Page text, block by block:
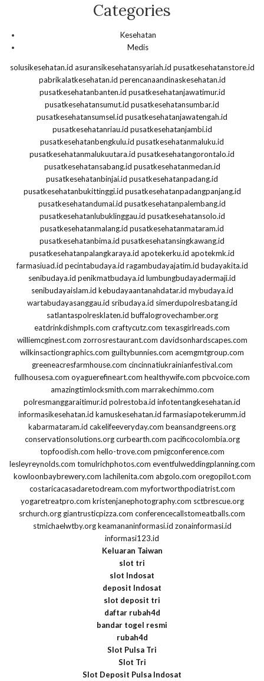
Categories
Kesehatan
Medis
solusikesehatan.id asuransikesehatansyariah.id pusatkesehatanstore.id
pabrikalatkesehatan.id perencanaandinaskesehatan.id
pusatkesehatanbanten.id pusatkesehatanjawatimur.id
pusatkesehatansumut.id pusatkesehatansumbar.id
pusatkesehatansumsel.id pusatkesehatanjawatengah.id
pusatkesehatanriau.id pusatkesehatanjambi.id
pusatkesehatanbengkulu.id pusatkesehatanmaluku.id
pusatkesehatanmalukuutara.id pusatkesehatangorontalo.id
pusatkesehatansabang.id pusatkesehatanmedan.id
pusatkesehatanbinjai.id pusatkesehatanpadang.id
pusatkesehatanbukittinggi.id pusatkesehatanpadangpanjang.id
pusatkesehatandumai.id pusatkesehatanpalembang.id
pusatkesehatanlubuklinggau.id pusatkesehatansolo.id
pusatkesehatanmalang.id pusatkesehatanmataram.id
pusatkesehatanbima.id pusatkesehatansingkawang.id
pusatkesehatanpalangkaraya.id apotekerku.id apotekmk.id
farmasiuad.id pecintabudaya.id ragambudayajatim.id budayakita.id
senibudaya.id penikmatbudaya.id lumbungbudayadermaji.id
senibudayaislam.id kebudayaantanahdatar.id mybudaya.id
wartabudayasanggau.id sribudaya.id simerdupolresbatang.id
satlantaspolresklaten.id buffalogrovechamber.org
eatdrinkdishmpls.com craftycutz.com texasgirlreads.com
williemcginest.com zorrosrestaurant.com davidsonhardscapes.com
wilkinsactiongraphics.com guiltybunnies.com acemgmtgroup.com
greeneacresfarmhouse.com cincinnatiukrainianfestival.com
fullhousesa.com oyaguerefineart.com healthywife.com pbcvoice.com
amazingtimlocksmith.com marrakechimmo.com
polresmanggaraitimur.id polrestoba.id infotentangkesehatan.id
informasikesehatan.id kamuskesehatan.id farmasiapotekerumm.id
kabarmataram.id cakelifeeveryday.com beansandgreens.org
conservationsolutions.org curbearth.com pacificocolombia.org
topfoodish.com hello-trove.com pmigconference.com
lesleyreynolds.com tomulrichphotos.com eventfulweddingplanning.com
kowloonbaybrewery.com lachilenita.com abgolo.com oregopilot.com
costaricacasadaretodream.com myfortworthpodiatrist.com
yogaretreatpro.com kristenjanephotography.com sctbrescue.org
srchurch.org giantrusticpizza.com conferencecallstomeatballs.com
stmichaelwtby.org keamananinformasi.id zonainformasi.id
informasi123.id
Keluaran Taiwan
slot tri
slot Indosat
deposit Indosat
slot deposit tri
daftar rubah4d
bandar togel resmi
rubah4d
Slot Pulsa Tri
Slot Tri
Slot Deposit Pulsa Indosat